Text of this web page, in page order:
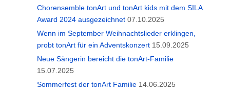
Chorensemble tonArt und tonArt kids mit dem SILA
Award 2024 ausgezeichnet 07.10.2025
Wenn im September Weihnachtslieder erklingen,
probt tonArt für ein Adventskonzert 15.09.2025
Neue Sängerin bereicht die tonArt-Familie
15.07.2025
Sommerfest der tonArt Familie 14.06.2025